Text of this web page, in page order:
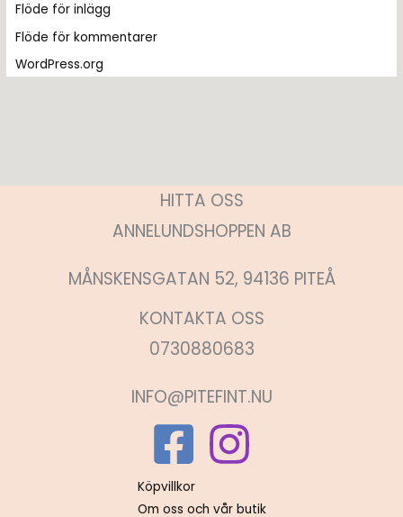
Flöde för inlägg
Flöde för kommentarer
WordPress.org
HITTA OSS
ANNELUNDSHOPPEN AB
MÅNSKENSGATAN 52, 94136 PITEÅ
KONTAKTA OSS
0730880683
INFO@PITEFINT.NU
Köpvillkor
Om oss och vår butik